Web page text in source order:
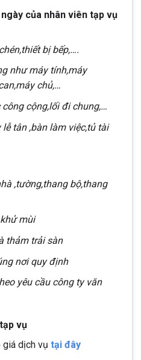
của nhân viên tạp vụ
bị bếp,….
như máy tính,máy
chủ,…
cộng,lối đi chung,…
tân ,bàn làm việc,tủ tài
,tường,thang bộ,thang
mùi
thảm trải sàn
nơi quy định
yêu cầu công ty văn
vụ
giá dịch vụ tại đây